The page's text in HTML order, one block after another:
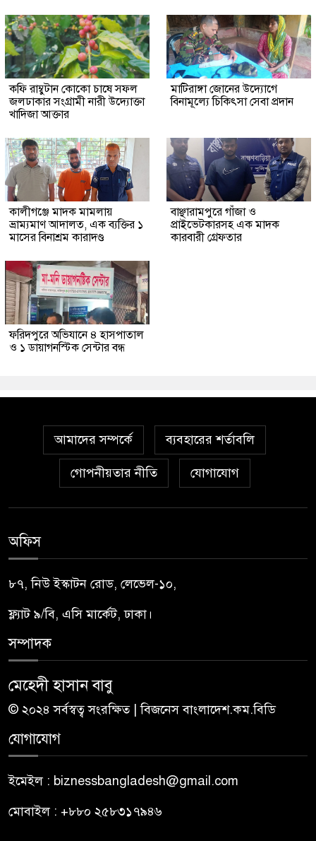
কফি রাম্বুটান কোকো চাষে সফল
জলঢাকার সংগ্রামী নারী উদ্যোক্তা
খাদিজা আক্তার
মাটিরাঙ্গা জোনের উদ্যোগে
বিনামূল্যে চিকিৎসা সেবা প্রদান
কালীগঞ্জে মাদক মামলায়
ভ্রাম্যমাণ আদালত, এক ব্যক্তির ১
মাসের বিনাশ্রম কারাদণ্ড
বাঞ্ছারামপুরে গাঁজা ও
প্রাইভেটকারসহ এক মাদক
কারবারী গ্রেফতার
ফরিদপুরে অভিযানে ৪ হাসপাতাল
ও ১ ডায়াগনস্টিক সেন্টার বন্ধ
আমাদের সম্পর্কে ব্যবহারের শর্তাবলি
গোপনীয়তার নীতি যোগাযোগ
অফিস
৮৭, নিউ ইস্কাটন রোড, লেভেল-১০,
ফ্ল্যাট ৯/বি, এসি মার্কেট, ঢাকা।
সম্পাদক
মেহেদী হাসান বাবু
© ২০২৪ সর্বস্বত্ব সংরক্ষিত | বিজনেস বাংলাদেশ.কম.বিডি
যোগাযোগ
ইমেইল : biznessbangladesh@gmail.com
মোবাইল : +৮৮০ ২৫৮৩১৭৯৪৬